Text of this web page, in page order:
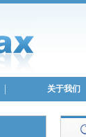
关于我们